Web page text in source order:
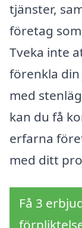
tjänster,
företag
Tveka inte
förenkla
med
kan du få
erfarna
med ditt
Få 3